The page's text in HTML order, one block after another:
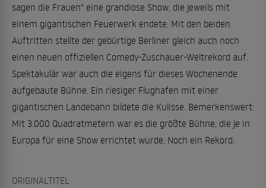
sagen die Frauen" eine grandiose Show, die jeweils mit
einem gigantischen Feuerwerk endete. Mit den beiden
Auftritten stellte der gebürtige Berliner gleich auch noch
einen neuen offiziellen Comedy-Zuschauer-Weltrekord auf.
Spektakulär war auch die eigens für dieses Wochenende
aufgebaute Bühne. Ein riesiger Flughafen mit einer
gigantischen Landebahn bildete die Kulisse. Bemerkenswert:
Mit 3.000 Quadratmetern war es die größte Bühne, die je in
Europa für eine Show errichtet wurde. Noch ein Rekord.
ORIGINALTITEL